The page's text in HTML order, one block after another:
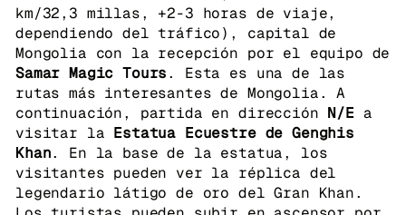
km/32,3 millas, +2-3 horas de viaje,
dependiendo del tráfico), capital de
Mongolia con la recepción por el equipo de
Samar Magic Tours. Esta es una de las
rutas más interesantes de Mongolia. A
continuación, partida en dirección N/Ea
visitar la Estatua Ecuestre de Genghis
Khan. En la base de la estatua, los
visitantes pueden ver la réplica del
legendario látigo de oro del Gran Khan.